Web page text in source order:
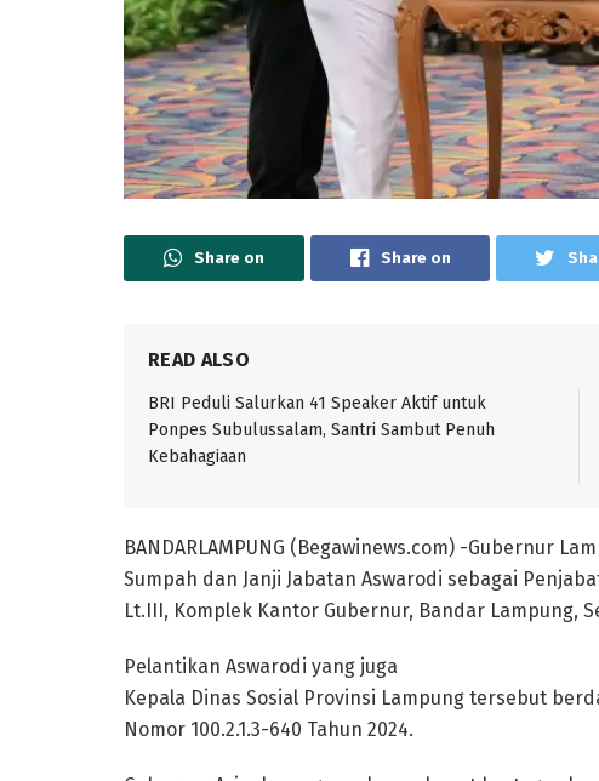
Share on Share on
READ ALSO
BRI Peduli Salurkan 41 Speaker Aktif untuk
Ponpes Subulussalam, Santri Sambut Penuh
Kebahagiaan
BANDARLAMPUNG (Begawinews.com) -Gubernur
Sumpah dan Janji Jabatan Aswarodi sebagai
Lt.III, Komplek Kantor Gubernur, Bandar Lampung,
Pelantikan Aswarodi yang juga
Kepala Dinas Sosial Provinsi Lampung tersebut
Nomor 100.2.1.3-640 Tahun 2024.